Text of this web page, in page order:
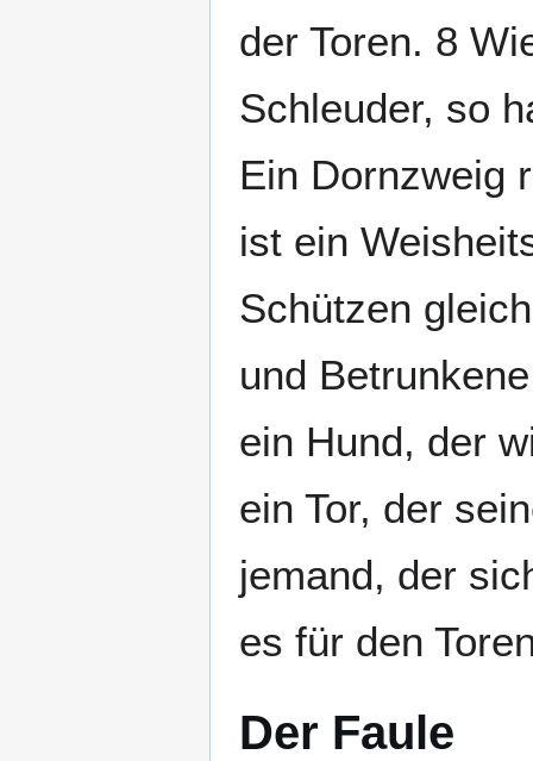
der Toren. 8
Schleuder, so
Ein Dornzweig
ist ein
Schützen
und
ein Hund, der
ein Tor, der
jemand, der
es für den
Der Faule